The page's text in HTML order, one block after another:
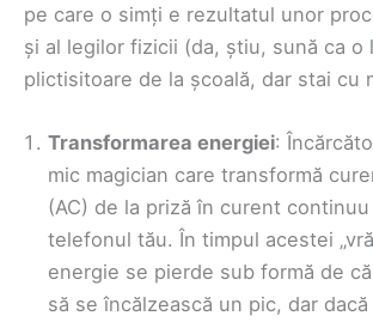
pe care o simți e rezultatul unor
și al legilor fizicii (da, știu, sună ca o
plictisitoare de la școală, dar stai cu
Transformarea energiei:
mic magician care transformă
(AC) de la priză în curent
telefonul tău. În timpul acestei
energie se pierde sub formă de
să se încălzească un pic, dar